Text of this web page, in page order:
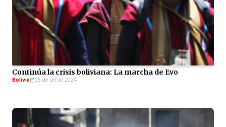
Continúa la crisis boliviana: La marcha de Evo
Bolivia 26 de set de 2024